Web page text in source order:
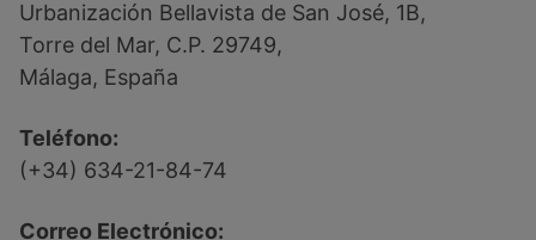
Urbanización Bellavista de San José, 1B,
Torre del Mar, C.P. 29749,
Málaga, España
Teléfono:
(+34) 634-21-84-74
Correo Electrónico: